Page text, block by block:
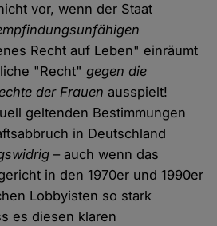
vor, wenn der Staat
Recht auf Leben" einräumt
"Recht"gegen die
der Frauen ausspielt!
geltenden Bestimmungen
in Deutschland
– auch wenn das
in den 1970er und 1990er
Lobbyisten so stark
es diesen klaren